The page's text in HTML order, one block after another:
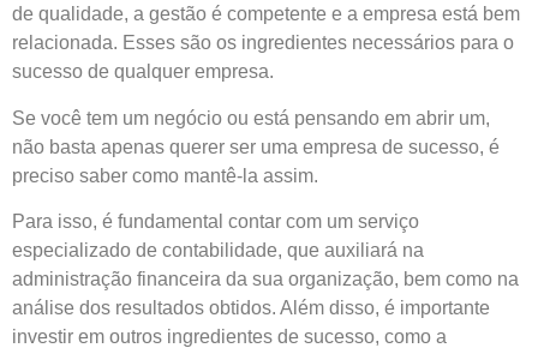
de qualidade, a gestão é competente e a empresa está bem
relacionada. Esses são os ingredientes necessários para o
sucesso de qualquer empresa.
Se você tem um negócio ou está pensando em abrir um,
não basta apenas querer ser uma empresa de sucesso, é
preciso saber como mantê-la assim.
Para isso, é fundamental contar com um serviço
especializado de contabilidade, que auxiliará na
administração financeira da sua organização, bem como na
análise dos resultados obtidos. Além disso, é importante
investir em outros ingredientes de sucesso, como a